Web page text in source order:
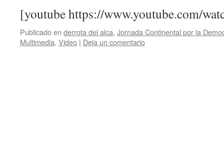
[youtube https://www.youtube.com/
Publicado en derrota del alca, Jornada Continental por la
Multimedia, Video | Deja un comentario